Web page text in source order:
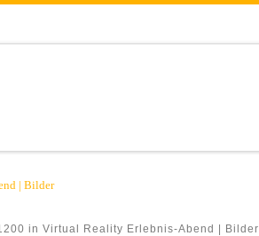
| Bilder
in Virtual Reality Erlebnis-Abend | Bilder